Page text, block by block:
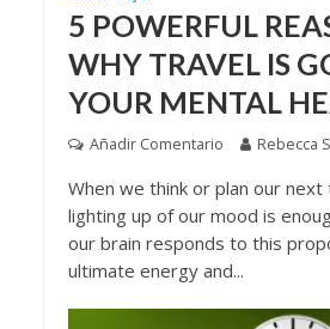
5 POWERFUL
WHY TRAVEL IS
YOUR MENTAL
Añadir Comentario Rebecca
When we think or plan our next
lighting up of our mood is
our brain responds to this
ultimate energy and...